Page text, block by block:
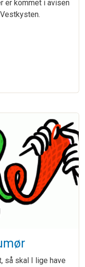
er kommet i avisen
så skal I lige have